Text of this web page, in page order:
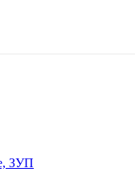
ЗУП